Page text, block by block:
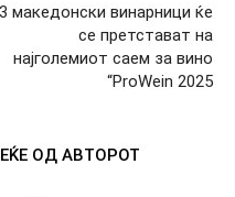
македонски винарници ќе
се претстават на
најголемиот саем за вино
“ProWein 2025
ОД АВТОРОТ